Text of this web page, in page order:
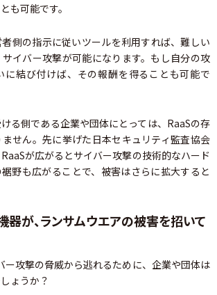
も可能です。
側の指示に従いツールを利用すれば、難しい
イバー攻撃が可能になります。もし自分の攻
に結び付けば、その報酬を得ることも可能で
る側である企業や団体にとっては、RaaSの存
せん。先に挙げた日本セキュリティ監査協会
が広がるとサイバー攻撃の技術的なハード
野も広がることで、被害はさらに拡大すると
器が、ランサムウエアの被害を招いて
攻撃の脅威から逃れるために、企業や団体は
ょうか？